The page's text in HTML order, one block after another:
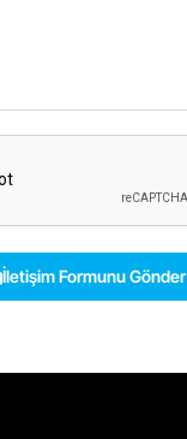
İletişim Formunu Gönder